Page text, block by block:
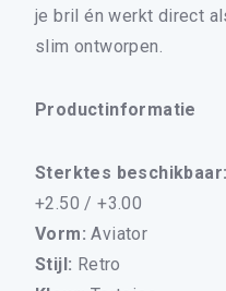
je bril én werkt direct
slim ontworpen.
Productinformatie
Sterktes beschikbaar:
+2.50 / +3.00
Vorm: Aviator
Stijl: Retro